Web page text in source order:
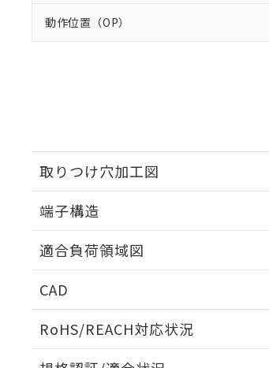
動作位置（OP）
取りつけ穴加工図
プリント基板加工図
端子構造
適合負荷領域図
CAD
RoHS/REACH対応状況